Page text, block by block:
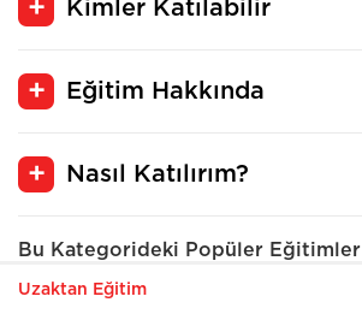
Kimler Katılabilir
Eğitim Hakkında
Nasıl Katılırım?
Bu Kategorideki Popüler Eğitimler
Uzaktan Eğitim